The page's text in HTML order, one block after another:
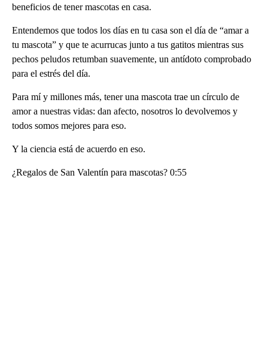
beneficios de tener mascotas en casa.
Entendemos que todos los días en tu casa son el día de “amar a
tu mascota” y que te acurrucas junto a tus gatitos mientras sus
pechos peludos retumban suavemente, un antídoto comprobado
para el estrés del día.
Para mí y millones más, tener una mascota trae un círculo de
amor a nuestras vidas: dan afecto, nosotros lo devolvemos y
todos somos mejores para eso.
Y la ciencia está de acuerdo en eso.
¿Regalos de San Valentín para mascotas? 0:55